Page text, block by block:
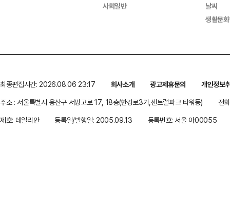
사회일반
날씨
생활문
최종편집시간: 2026.08.06 23:17 회사소개 광고제휴문의
개인정보
주소 : 서울특별시 용산구 서빙고로 17, 18층(한강로3가,센트럴파크 타워동)
전
제호: 데일리안
등록일/발행일: 2005.09.13 등록번호: 서울 아00055